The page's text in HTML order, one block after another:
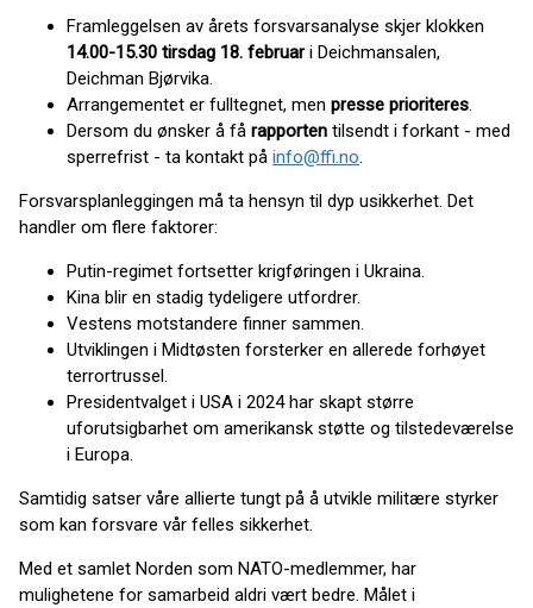
Framleggelsen av årets forsvarsanalyse skjer klokken
14.00-15.30 tirsdag 18. februari Deichmansalen,
Deichman Bjørvika.
Arrangementet er fulltegnet, men presse prioriteres.
Dersom du ønsker å få rapporten tilsendt i forkant - med
sperrefrist - ta kontakt på info@ffi.no.
Forsvarsplanleggingen må ta hensyn til dyp usikkerhet. Det
handler om flere faktorer:
Putin-regimet fortsetter krigføringen i Ukraina.
Kina blir en stadig tydeligere utfordrer.
Vestens motstandere finner sammen.
Utviklingen i Midtøsten forsterker en allerede forhøyet
terrortrussel.
Presidentvalget i USA i 2024 har skapt større
uforutsigbarhet om amerikansk støtte og tilstedeværelse
i Europa.
Samtidig satser våre allierte tungt på å utvikle militære styrker
som kan forsvare vår felles sikkerhet.
Med et samlet Norden som NATO-medlemmer, har
mulighetene for samarbeid aldri vært bedre. Målet i